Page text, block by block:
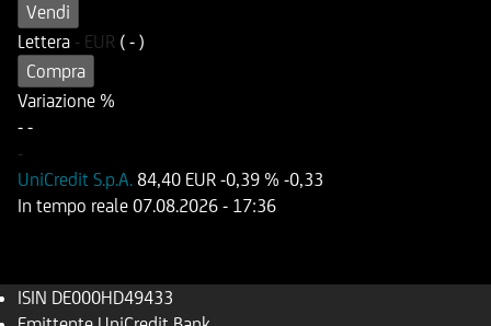
Vendi
Lettera - EUR ( - )
Compra
Variazione %
- -
-
UniCredit S.p.A. 84,40 EUR -0,39 % -0,33
In tempo reale 07.08.2026 - 17:36
ISIN DE000HD49433